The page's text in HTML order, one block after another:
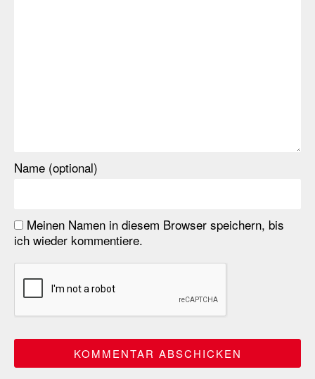
Name (optional)
Meinen Namen in diesem Browser speichern, bis
ich wieder kommentiere.